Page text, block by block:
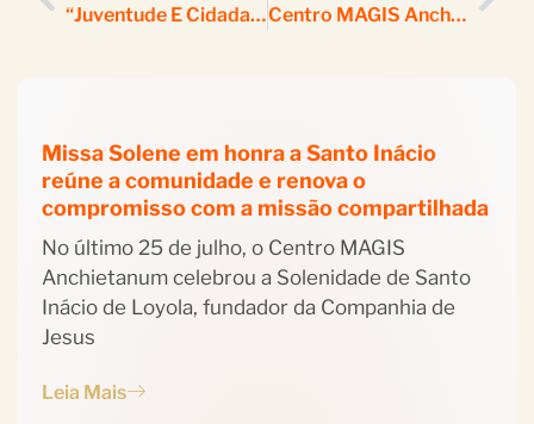
“Juventude E Cidadania”: Centro MAGIS Anchietanum Realiza Espaço De Coordenadores Centro MAGIS Anchietanum Realiza Vigília De Unidade Dos Cristãos
Missa Solene em honra a Santo Inácio
reúne a comunidade e renova o
compromisso com a missão compartilhada
No último 25 de julho, o Centro MAGIS
Anchietanum celebrou a Solenidade de Santo
Inácio de Loyola, fundador da Companhia de
Jesus
Leia Mais